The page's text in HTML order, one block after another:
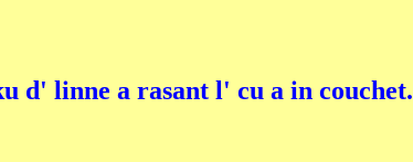
d' linne a rasant l' cu a in couchet.